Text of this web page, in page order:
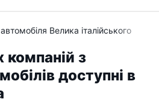
Велика італійського
компаній з
доступні в